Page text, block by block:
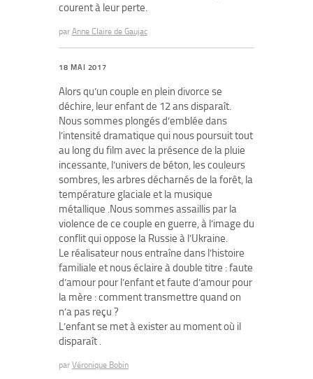
courent à leur perte.
par Anne Claire de Gaujac
18 MAI 2017
Alors qu’un couple en plein divorce se
déchire, leur enfant de 12 ans disparaît.
Nous sommes plongés d’emblée dans
l’intensité dramatique qui nous poursuit tout
au long du film avec la présence de la pluie
incessante, l’univers de béton, les couleurs
sombres, les arbres décharnés de la forêt, la
température glaciale et la musique
métallique .Nous sommes assaillis par la
violence de ce couple en guerre, à l’image du
conflit qui oppose la Russie à l’Ukraine.
Le réalisateur nous entraîne dans l’histoire
familiale et nous éclaire à double titre : faute
d’amour pour l’enfant et faute d’amour pour
la mère : comment transmettre quand on
n’a pas reçu ?
L’enfant se met à exister au moment où il
disparaît .
par Véronique Bobin